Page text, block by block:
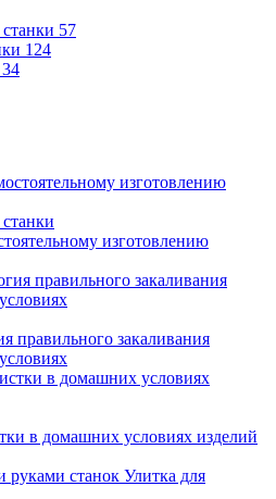
57
124
34
изготовлению
правильного закаливания
в домашних условиях изделий